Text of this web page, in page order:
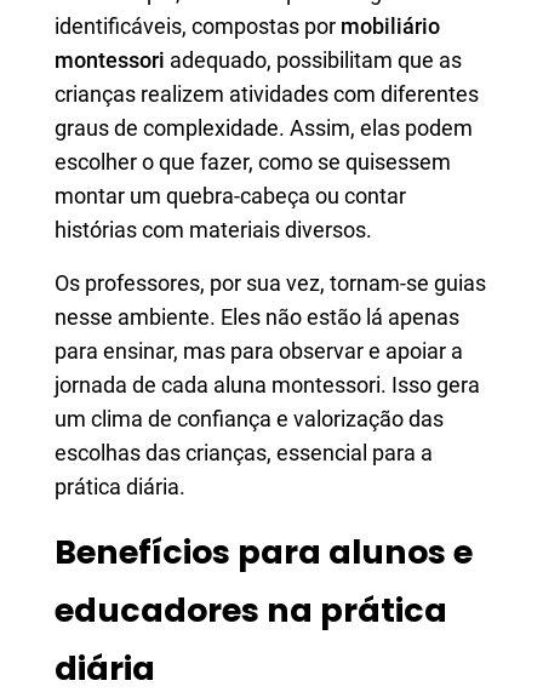
identificáveis, compostas por mobiliário
montessori adequado, possibilitam que as
crianças realizem atividades com diferentes
graus de complexidade. Assim, elas podem
escolher o que fazer, como se quisessem
montar um quebra-cabeça ou contar
histórias com materiais diversos.
Os professores, por sua vez, tornam-se guias
nesse ambiente. Eles não estão lá apenas
para ensinar, mas para observar e apoiar a
jornada de cada aluna montessori. Isso gera
um clima de confiança e valorização das
escolhas das crianças, essencial para a
prática diária.
Benefícios para alunos e
educadores na prática
diária